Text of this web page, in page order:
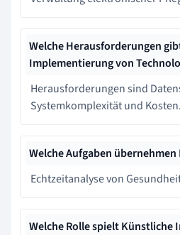
Welche Herausforderungen
Implementierung von
Herausforderungen sind
Systemkomplexität und Kosten.
Welche Aufgaben
Echtzeitanalyse von
Welche Rolle spielt Künstliche